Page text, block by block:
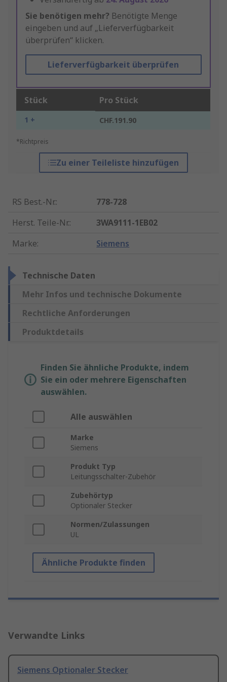
Sie benötigen mehr? Benötigte Menge
eingeben und auf „Lieferverfügbarkeit
überprüfen“ klicken.
Lieferverfügbarkeit überprüfen
Stück Pro Stück
1 + CHF.191.90
*Richtpreis
Zu einer Teileliste hinzufügen
RS Best.-Nr.:
778-728
Herst. Teile-Nr.:
3WA9111-1EB02
Marke: Siemens
Technische Daten
Mehr Infos und technische Dokumente
Rechtliche Anforderungen
Produktdetails
Finden Sie ähnliche Produkte, indem
Sie ein oder mehrere Eigenschaften
auswählen.
Alle auswählen
Marke
Siemens
Produkt Typ
Leitungsschalter-Zubehör
Zubehörtyp
Optionaler Stecker
Normen/Zulassungen
UL
Ähnliche Produkte finden
Verwandte Links
Siemens Optionaler Stecker